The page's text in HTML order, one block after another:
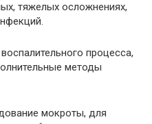
тяжелых осложнениях,
процесса,
методы
мокроты, для